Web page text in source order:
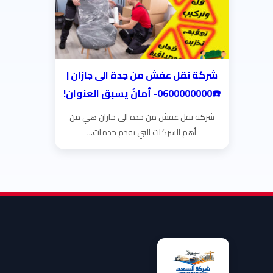
شركة نقل عفش من جدة الى جازان |
☎️0600000000- أمانٌ يسبق العنوان!
شركة نقل عفش من جدة الى جازان هي من
أهم الشركات التي تقدم خدمات...